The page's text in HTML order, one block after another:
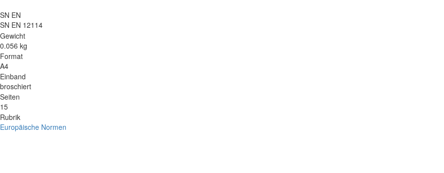
SN EN
SN EN 12114
Gewicht
0.056 kg
Format
A4
Einband
broschiert
Seiten
15
Rubrik
Europäische Normen